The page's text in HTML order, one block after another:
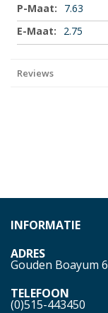
7.63
2.75
Reviews
INFORMATIE
ADRES
Gouden Boayum
TELEFOON
(0)515-443450